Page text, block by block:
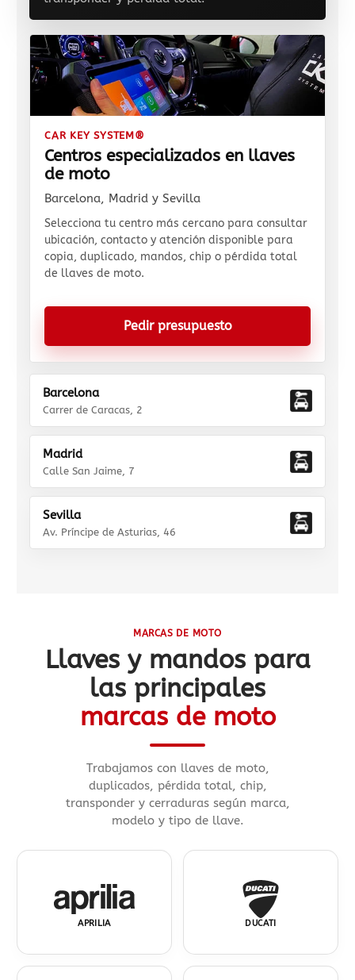
CAR KEY SYSTEM®
Centros especializados en llaves
de moto
Barcelona, Madrid y Sevilla
Selecciona tu centro más cercano para consultar
ubicación, contacto y atención disponible para
copia, duplicado, mandos, chip o pérdida total
de llaves de moto.
Pedir presupuesto
Barcelona
Carrer de Caracas, 2
Madrid
Calle San Jaime, 7
Sevilla
Av. Príncipe de Asturias, 46
MARCAS DE MOTO
Llaves y mandos para
las principales
marcas de moto
Trabajamos con llaves de moto,
duplicados, pérdida total, chip,
transponder y cerraduras según marca,
modelo y tipo de llave.
APRILIA DUCATI